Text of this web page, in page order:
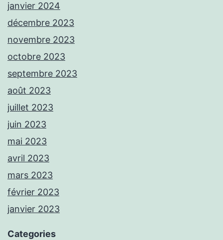
janvier 2024
décembre 2023
novembre 2023
octobre 2023
septembre 2023
août 2023
juillet 2023
juin 2023
mai 2023
avril 2023
mars 2023
février 2023
janvier 2023
Categories